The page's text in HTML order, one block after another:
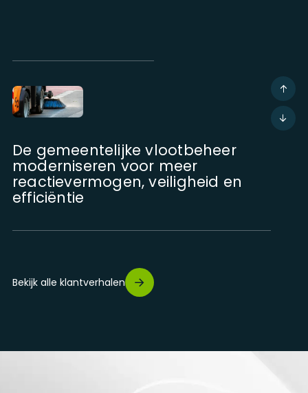
De gemeentelijke vlootbeheer
moderniseren voor meer
reactievermogen, veiligheid en
efficiëntie
Digitaliseer het beheer van
veldinterventies voor meer
traceerbaarheid, nauwkeurigheid
Bekijk alle klantverhalen